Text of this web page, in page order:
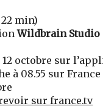
min)
Wildbrain Studio
octobre sur
à 08.55 sur
sur france.tv